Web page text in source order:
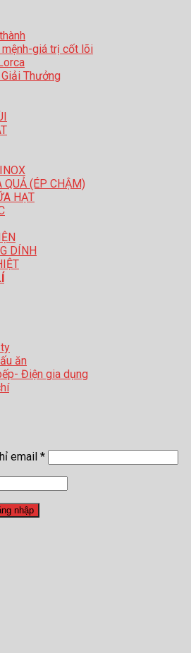
giá trị cốt lõi
Thưởng
QUẢ (ÉP CHẬM)
HẠT
DÍNH
ăn
Điện gia dụng
email *
nhập